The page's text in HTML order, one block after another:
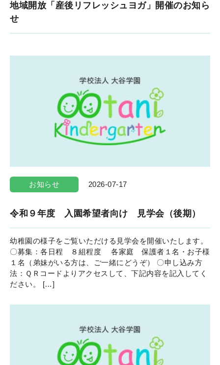
地域開放「産後リフレッシュヨガ」開催のお知ら
せ
お知らせ 2026-07-17
令和９年度 入園希望者向け 見学会（後期）
幼稚園の様子をご覧いただける見学会を開催いたします。
〇募集：各日程 ８組程度 各家庭 保護者１名・お子様
１名（弟妹がいる方は、ご一緒にどうぞ） 〇申し込み方
法：ＱＲコードよりアクセスして、下記内容を記入してく
ださい。 […]